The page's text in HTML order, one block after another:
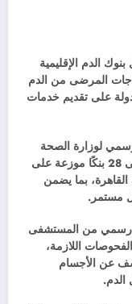
الدم الإقليمية
احتياجات المرضى من الدم
على تقديم خدمات
لوزارة الصحة
والسكان، أن عدد بنوك الدم الإقليمية يصل إلى 28 بنكًا موزعة على
بنوك بمحافظة القاهرة، بما يضمن
مستمر.
رسمي من المستشفى
اللازمة،
عن الأجسام
الدم.